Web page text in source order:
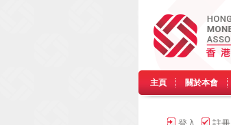
主頁 關於本會